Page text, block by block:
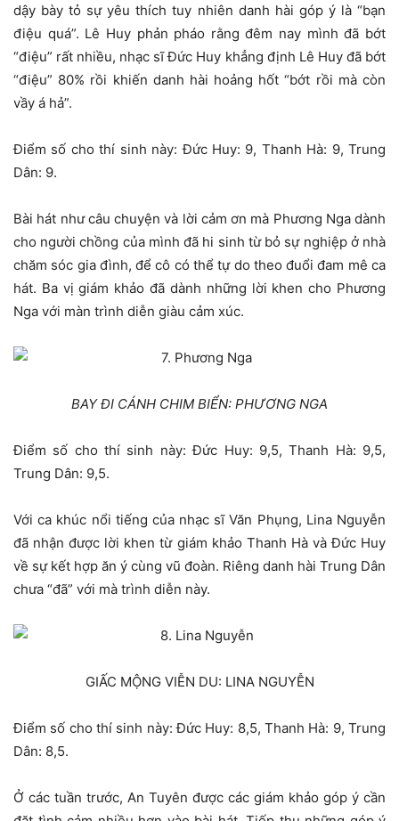
dậy bày tỏ sự yêu thích tuy nhiên danh hài góp ý là “bạn
điệu quá”. Lê Huy phản pháo rằng đêm nay mình đã bớt
“điệu” rất nhiều, nhạc sĩ Đức Huy khẳng định Lê Huy đã bớt
“điệu” 80% rồi khiến danh hài hoảng hốt “bớt rồi mà còn
vầy á hả”.
Điểm số cho thí sinh này: Đức Huy: 9, Thanh Hà: 9, Trung
Dân: 9.
Bài hát như câu chuyện và lời cảm ơn mà Phương Nga dành
cho người chồng của mình đã hi sinh từ bỏ sự nghiệp ở nhà
chăm sóc gia đình, để cô có thể tự do theo đuổi đam mê ca
hát. Ba vị giám khảo đã dành những lời khen cho Phương
Nga với màn trình diễn giàu cảm xúc.
BAY ĐI CÁNH CHIM BIỂN: PHƯƠNG NGA
Điểm số cho thí sinh này: Đức Huy: 9,5, Thanh Hà: 9,5,
Trung Dân: 9,5.
Với ca khúc nổi tiếng của nhạc sĩ Văn Phụng, Lina Nguyễn
đã nhận được lời khen từ giám khảo Thanh Hà và Đức Huy
về sự kết hợp ăn ý cùng vũ đoàn. Riêng danh hài Trung Dân
chưa “đã” với mà trình diễn này.
GIẤC MỘNG VIỄN DU: LINA NGUYỄN
Điểm số cho thí sinh này: Đức Huy: 8,5, Thanh Hà: 9, Trung
Dân: 8,5.
Ở các tuần trước, An Tuyên được các giám khảo góp ý cần